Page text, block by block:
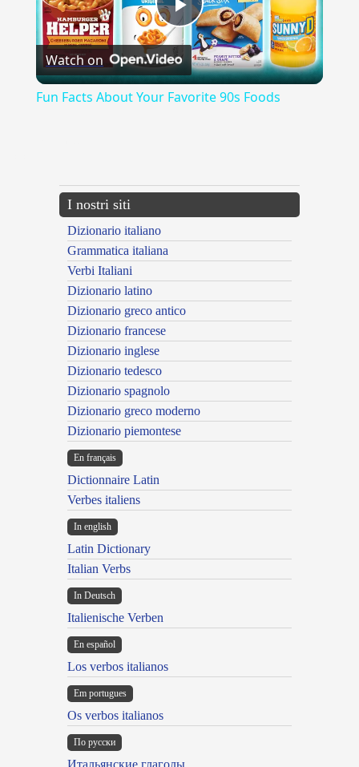
Play
Video
Watch on
Fun Facts About Your Favorite 90s Foods
I nostri siti
Dizionario italiano
Grammatica italiana
Verbi Italiani
Dizionario latino
Dizionario greco antico
Dizionario francese
Dizionario inglese
Dizionario tedesco
Dizionario spagnolo
Dizionario greco moderno
Dizionario piemontese
En français
Dictionnaire Latin
Verbes italiens
In english
Latin Dictionary
Italian Verbs
In Deutsch
Italienische Verben
En español
Los verbos italianos
Em portugues
Os verbos italianos
По русски